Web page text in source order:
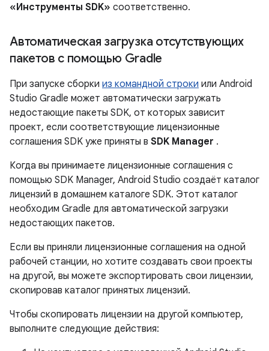
«Инструменты SDK» соответственно.
Автоматическая загрузка отсутствующих
пакетов с помощью Gradle
При запуске сборки из командной строки или Android
Studio Gradle может автоматически загружать
недостающие пакеты SDK, от которых зависит
проект, если соответствующие лицензионные
соглашения SDK уже приняты в SDK Manager .
Когда вы принимаете лицензионные соглашения с
помощью SDK Manager, Android Studio создаёт каталог
лицензий в домашнем каталоге SDK. Этот каталог
необходим Gradle для автоматической загрузки
недостающих пакетов.
Если вы приняли лицензионные соглашения на одной
рабочей станции, но хотите создавать свои проекты
на другой, вы можете экспортировать свои лицензии,
скопировав каталог принятых лицензий.
Чтобы скопировать лицензии на другой компьютер,
выполните следующие действия: